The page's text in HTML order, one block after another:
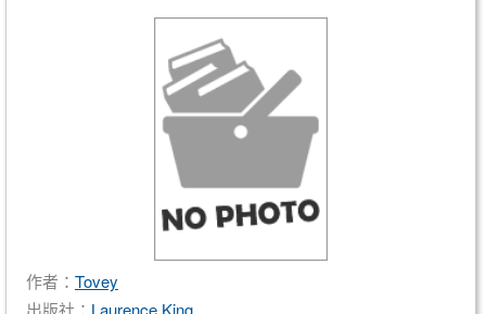
作者： Tovey
出版社： Laurence King